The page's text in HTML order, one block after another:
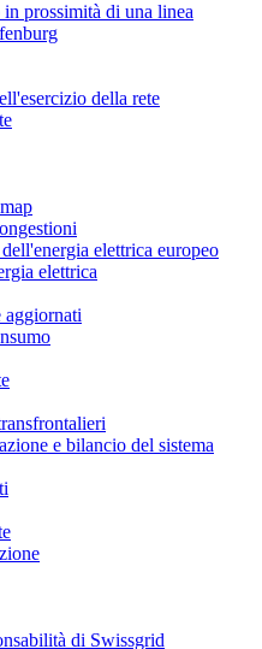
prossimità di una linea
della rete
elettrica europeo
elettrica
aggiornati
e bilancio del sistema
di Swissgrid